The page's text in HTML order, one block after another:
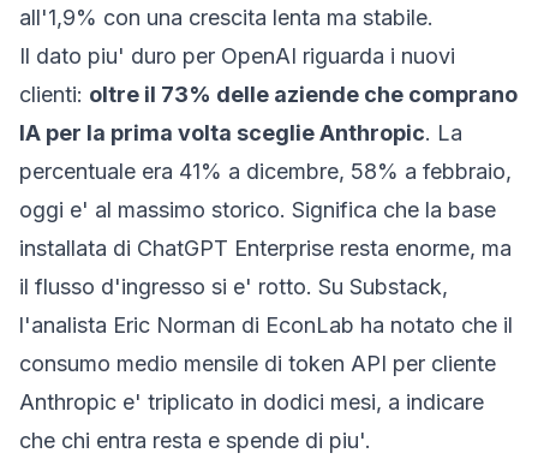
all'1,9% con una crescita lenta ma stabile.
Il dato piu' duro per OpenAI riguarda i nuovi
clienti: oltre il 73% delle aziende che comprano
IA per la prima volta sceglie Anthropic. La
percentuale era 41% a dicembre, 58% a febbraio,
oggi e' al massimo storico. Significa che la base
installata di ChatGPT Enterprise resta enorme, ma
il flusso d'ingresso si e' rotto. Su Substack,
l'analista Eric Norman di EconLab ha notato che il
consumo medio mensile di token API per cliente
Anthropic e' triplicato in dodici mesi, a indicare
che chi entra resta e spende di piu'.